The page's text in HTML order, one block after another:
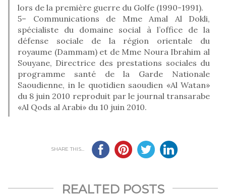
lors de la première guerre du Golfe (1990-1991).
5– Communications de Mme Amal Al Dokli,
spécialiste du domaine social à l’office de la
défense sociale de la région orientale du
royaume (Dammam) et de Mme Noura Ibrahim al
Souyane, Directrice des prestations sociales du
programme santé de la Garde Nationale
Saoudienne, in le quotidien saoudien «Al Watan»
du 8 juin 2010 reproduit par le journal transarabe
«Al Qods al Arabi» du 10 juin 2010.
SHARE THIS...
REALTED POSTS